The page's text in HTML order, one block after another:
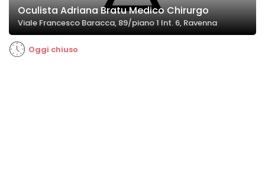
Oculista Adriana Bratu Medico Chirurgo
Viale Francesco Baracca, 89/piano 1 Int. 6, Ravenna
Oggi chiuso